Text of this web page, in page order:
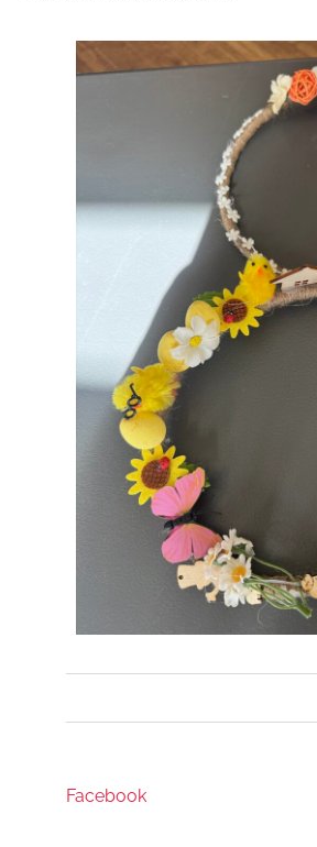
Facebook